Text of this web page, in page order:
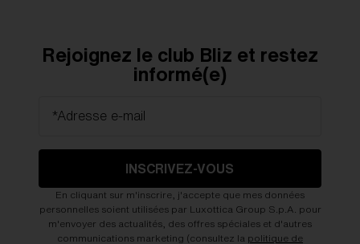
Rejoignez le club Bliz et restez
informé(e)
*Adresse e-mail
INSCRIVEZ-VOUS
En cliquant sur m'inscrire, j'accepte que mes données
personnelles soient utilisées par Luxottica Group S.p.A. pour
m'envoyer des actualités, des offres spéciales et d'autres
communications marketing (consultez la politique de